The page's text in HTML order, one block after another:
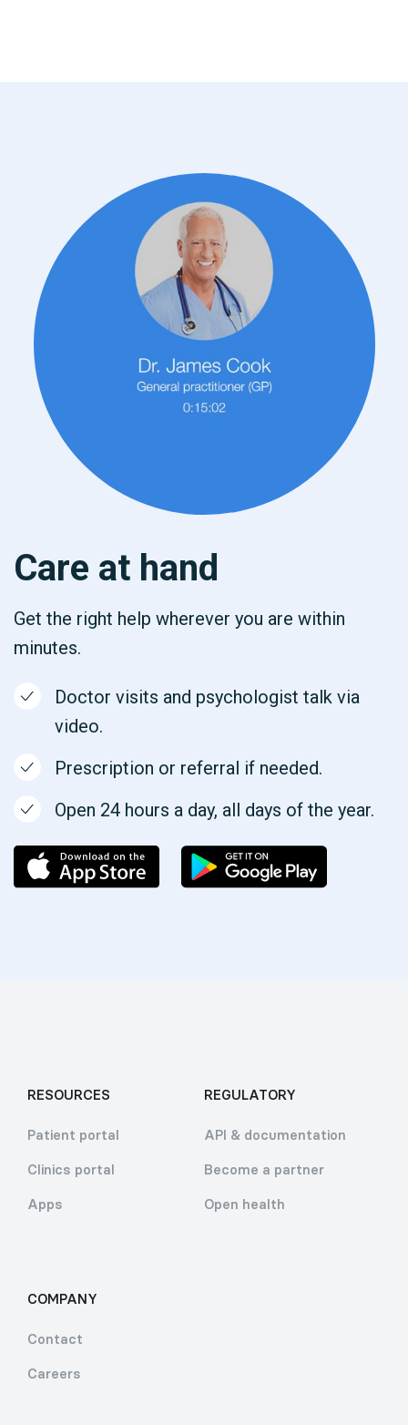
Care at hand
Get the right help wherever you are within
minutes.
Doctor visits and psychologist talk via
video.
Prescription or referral if needed.
Open 24 hours a day, all days of the year.
RESOURCES
Patient portal
Clinics portal
Apps
REGULATORY
API & documentation
Become a partner
Open health
COMPANY
Contact
Careers